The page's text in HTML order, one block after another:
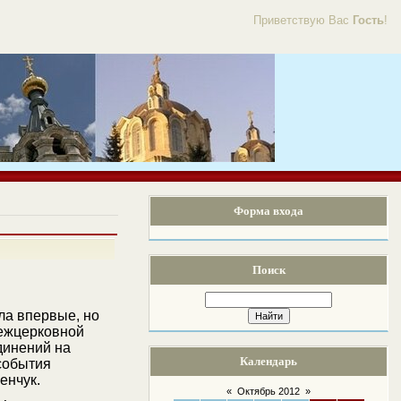
Приветствую Вас Гость!
Форма входа
Поиск
Календарь
« Октябрь 2012 »
впервые, но
на